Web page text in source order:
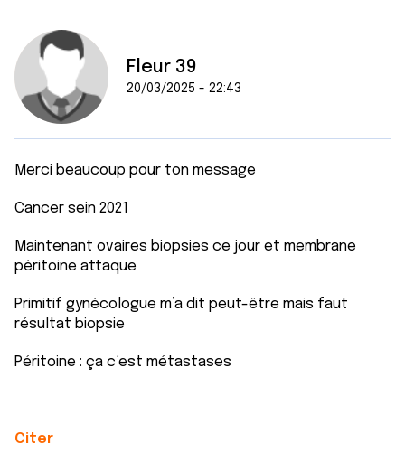
Fleur 39
20/03/2025 - 22:43
Merci beaucoup pour ton message
Cancer sein 2021
Maintenant ovaires biopsies ce jour et membrane
péritoine attaque
Primitif gynécologue m’a dit peut-être mais faut
résultat biopsie
Péritoine : ça c’est métastases
Citer